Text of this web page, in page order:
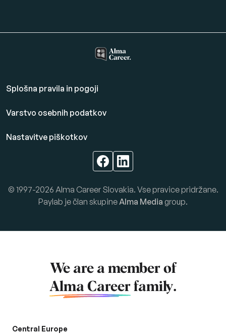
Splošna pravila in pogoji
Varstvo osebnih podatkov
Nastavitve piškotkov
© 1997-2026 Alma Career Slovakia. Vse pravice pridržane.
Paylab je član skupineAlma Media group.
We are a member of
Alma Career family.
Central Europe